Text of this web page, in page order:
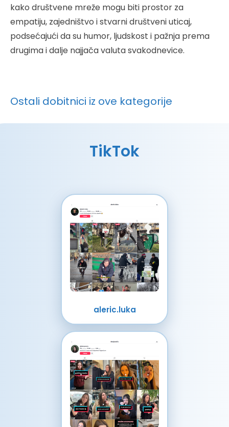
kako društvene mreže mogu biti prostor za
empatiju, zajedništvo i stvarni društveni uticaj,
podsećajući da su humor, ljudskost i pažnja prema
drugima i dalje najjača valuta svakodnevice.
Ostali dobitnici iz ove kategorije
TikTok
aleric.luka